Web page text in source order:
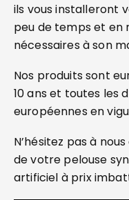
ils vous installeront
peu de temps et
nécessaires à son
Nos produits sont
10 ans et toutes les
européennes en
N’hésitez pas à
de votre pelouse
artificiel à prix